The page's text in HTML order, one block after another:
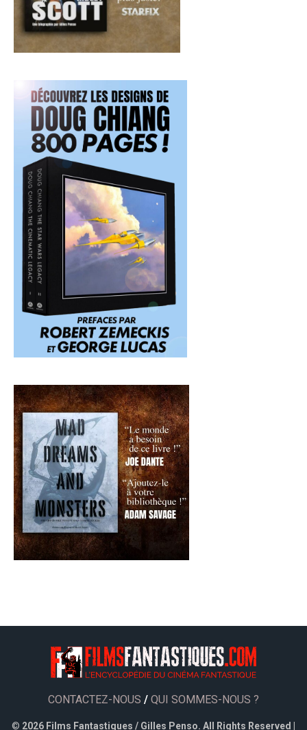
CONTACTEZ-NOUS / QUI SOMMES-NOUS ?
© 2026 Films Fantastiques / Gilles Penso. All Rights Reserved |